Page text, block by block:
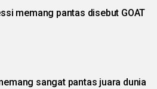
memang pantas disebut GOAT
sangat pantas juara dunia